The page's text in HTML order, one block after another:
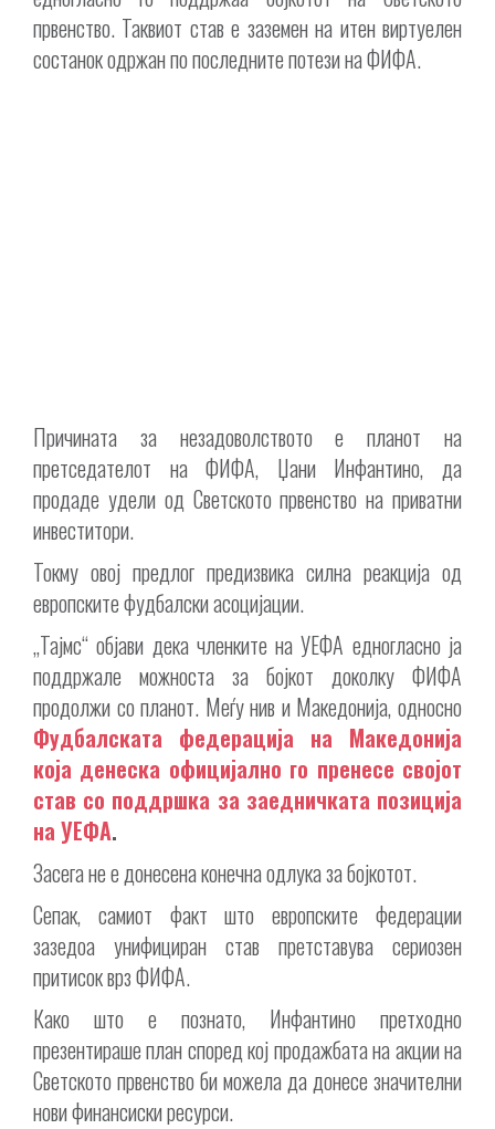
првенство. Таквиот став е заземен на итен виртуелен
состанок одржан по последните потези на ФИФА.
Причината за незадоволството е планот на
претседателот на ФИФА, Џани Инфантино, да
продаде удели од Светското првенство на приватни
инвеститори.
Токму овој предлог предизвика силна реакција од
европските фудбалски асоцијации.
„Тајмс“ објави дека членките на УЕФА едногласно ја
поддржале можноста за бојкот доколку ФИФА
продолжи со планот. Меѓу нив и Македонија, односно
Фудбалската федерација на Македонија
која денеска официјално го пренесе својот
став со поддршка за заедничката позиција
на УЕФА.
Засега не е донесена конечна одлука за бојкотот.
Сепак, самиот факт што европските федерации
зазедоа унифициран став претставува сериозен
притисок врз ФИФА.
Како што е познато, Инфантино претходно
презентираше план според кој продажбата на акции на
Светското првенство би можела да донесе значителни
нови финансиски ресурси.